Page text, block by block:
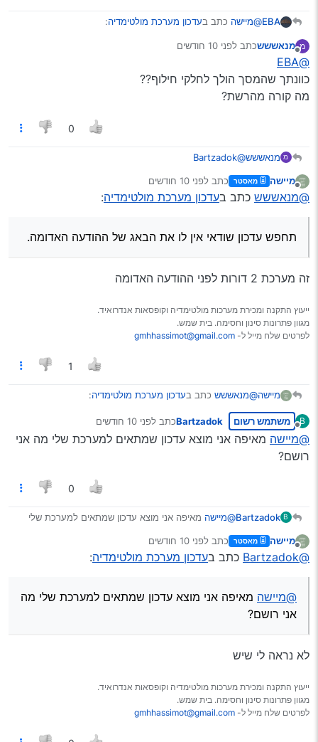
EBA@מיישה כתב בעדכון מערכת מולטימדיה:
למה, אתה צריך עוד מסכים להחלפה?
מ
מנותק
מנאשששכתב לפני 10 חודשים
נערך לאחרונה על ידי
@EBA
כוונתך שהמסך הולך לחלקי חילוף??
מה קורה מהרשת?
0
מ מנאששש@Bartzadok
תחפש עדכון שודאי אין לו את הבאג של ההודעה האדומה.
מיישה מאסטר כתב לפני 10 חודשים
נערך לאחרונה על ידי
@מנאששש כתב בעדכון מערכת מולטימדיה:
תחפש עדכון שודאי אין לו את הבאג של ההודעה האדומה.
זה מערכת 2 דורות לפני ההודעה האדומה
ייעוץ התקנה ומכירת מערכות מולטימדיה וקופסאות אנדרואיד.
מגוון פתרונות סינון וחסימה. בית שמש.
לפרטים שלח מייל ל- gmhhassimot@gmail.com
1
מיישה@מנאששש כתב בעדכון מערכת מולטימדיה:
תחפש עדכון שודאי אין לו את הבאג של ההודעה האדומה.
B
מנותק
משתמש רשום Bartzadokכתב לפני 10 חודשים
נערך לאחרונה על ידי
@מיישה מאיפה אני מוצא עדכון שמתאים למערכת שלי מה אני
רושם?
0
B
Bartzadok@מיישה מאיפה אני מוצא עדכון שמתאים למערכת שלי
מנותק
מיישה מאסטר כתב לפני 10 חודשים
נערך לאחרונה על ידי
@Bartzadok כתב בעדכון מערכת מולטימדיה:
@מיישה מאיפה אני מוצא עדכון שמתאים למערכת שלי מה
אני רושם?
לא נראה לי שיש
ייעוץ התקנה ומכירת מערכות מולטימדיה וקופסאות אנדרואיד.
מגוון פתרונות סינון וחסימה. בית שמש.
לפרטים שלח מייל ל- gmhhassimot@gmail.com